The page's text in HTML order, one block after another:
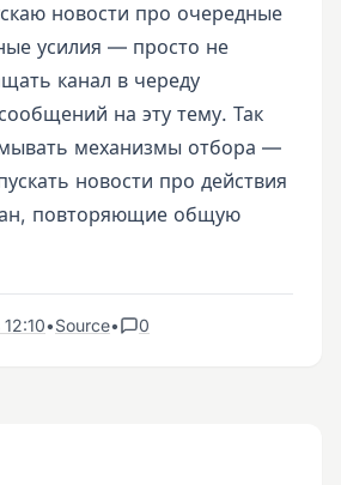
новости про очередные
усилия — просто не
канал в череду
на эту тему. Так
механизмы отбора —
новости про действия
повторяющие общую
•Source• 0